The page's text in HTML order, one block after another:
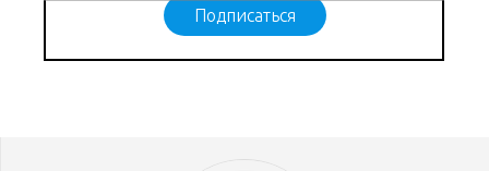
Подписаться